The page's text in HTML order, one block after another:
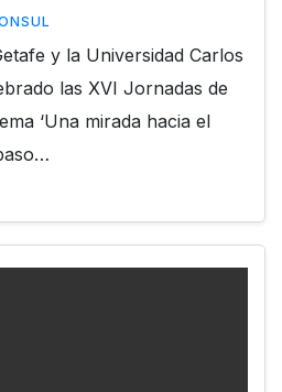
y la Universidad Carlos
las XVI Jornadas de
‘Una mirada hacia el